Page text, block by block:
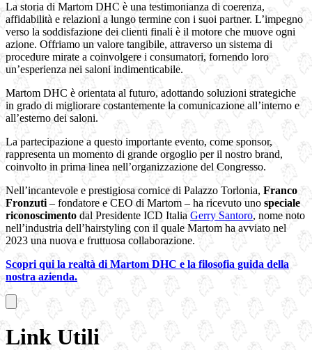
La storia di Martom DHC è una testimonianza di coerenza,
affidabilità e relazioni a lungo termine con i suoi partner. L’impegno
verso la soddisfazione dei clienti finali è il motore che muove ogni
azione. Offriamo un valore tangibile, attraverso un sistema di
procedure mirate a coinvolgere i consumatori, fornendo loro
un’esperienza nei saloni indimenticabile.
Martom DHC è orientata al futuro, adottando soluzioni strategiche
in grado di migliorare costantemente la comunicazione all’interno e
all’esterno dei saloni.
La partecipazione a questo importante evento, come sponsor,
rappresenta un momento di grande orgoglio per il nostro brand,
coinvolto in prima linea nell’organizzazione del Congresso.
Nell’incantevole e prestigiosa cornice di Palazzo Torlonia, Franco
Fronzuti – fondatore e CEO di Martom – ha ricevuto uno speciale
riconoscimento dal Presidente ICD ItaliaGerry Santoro, nome noto
nell’industria dell’hairstyling con il quale Martom ha avviato nel
2023 una nuova e fruttuosa collaborazione.
Scopri qui la realtà di Martom DHC e la filosofia guida della
nostra azienda.
Link Utili